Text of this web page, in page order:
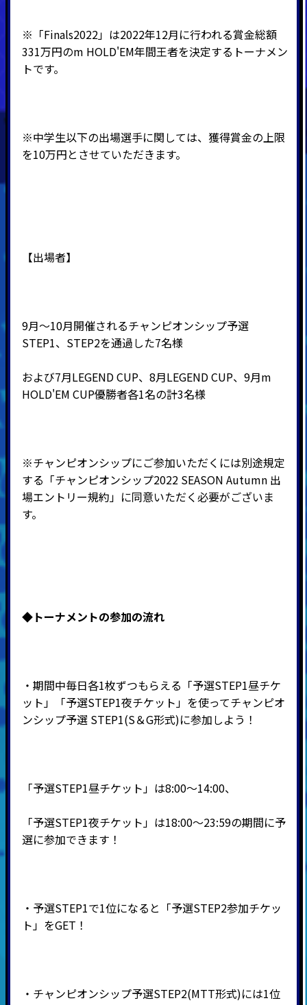
※「Finals2022」は2022年12月に行われる賞金総額
331万円のm HOLD'EM年間王者を決定するトーナメン
トです。
※中学生以下の出場選手に関しては、獲得賞金の上限
を10万円とさせていただきます。
【出場者】
9月～10月開催されるチャンピオンシップ予選
STEP1、STEP2を通過した7名様
および7月LEGEND CUP、8月LEGEND CUP、9月m
HOLD'EM CUP優勝者各1名の計3名様
※チャンピオンシップにご参加いただくには別途規定
する「チャンピオンシップ2022 SEASON Autumn 出
場エントリー規約」に同意いただく必要がございま
す。
◆トーナメントの参加の流れ
・期間中毎日各1枚ずつもらえる「予選STEP1昼チケ
ット」「予選STEP1夜チケット」を使ってチャンピオ
ンシップ予選 STEP1(S＆G形式)に参加しよう！
「予選STEP1昼チケット」は8:00～14:00、
「予選STEP1夜チケット」は18:00～23:59の期間に予
選に参加できます！
・予選STEP1で1位になると「予選STEP2参加チケッ
ト」をGET！
・チャンピオンシップ予選STEP2(MTT形式)には1位